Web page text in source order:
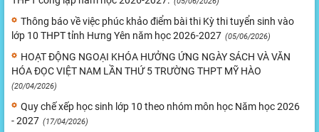
Thông báo về việc phúc khảo điểm bài thi Kỳ thi tuyển sinh vào
lớp 10 THPT tỉnh Hưng Yên năm học 2026-2027 (05/06/2026)
HOẠT ĐỘNG NGOẠI KHÓA HƯỞNG ỨNG NGÀY SÁCH VÀ VĂN
HÓA ĐỌC VIỆT NAM LẦN THỨ 5 TRƯỜNG THPT MỸ HÀO
(20/04/2026)
Quy chế xếp học sinh lớp 10 theo nhóm môn học Năm học 2026
- 2027 (17/04/2026)